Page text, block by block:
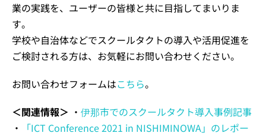
業の実践を、ユーザーの皆様と共に目指してまいりま
す。
学校や自治体などでスクールタクトの導入や活用促進を
ご検討される方は、お気軽にお問い合わせください。
お問い合わせフォームはこちら。
＜関連情報＞ ・ 伊那市でのスクールタクト導入事例記事
・
「ICT Conference 2021 in NISHIMINOWA」のレポー